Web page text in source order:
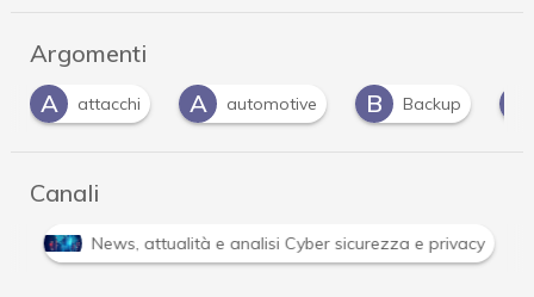
Argomenti
A
automotive B Backup C cyber attack
Canali
Attacchi hacker e Malware: le ultime news in tempo